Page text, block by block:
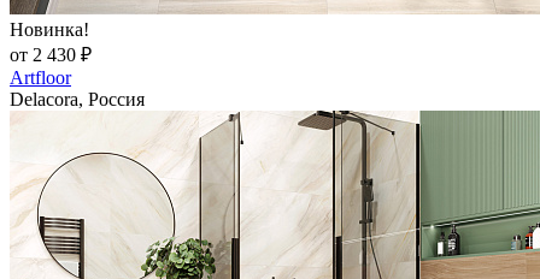
Новинка!
от 2 430 ₽
Artfloor
Delacora, Россия